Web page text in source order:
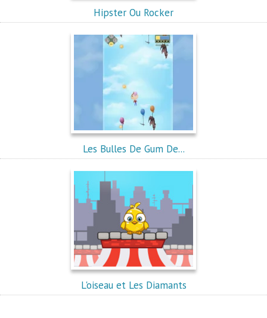
Hipster Ou Rocker
Les Bulles De Gum De...
L'oiseau et Les Diamants